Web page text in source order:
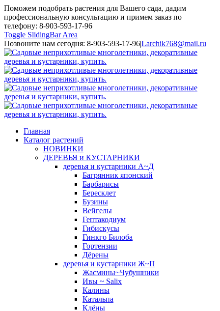
Поможем подобрать растения для Вашего сада, дадим
профессиональную консультацию и примем заказ по
телефону: 8-903-593-17-96
Toggle SlidingBar Area
Позвоните нам сегодня: 8-903-593-17-96|Larchik768@mail.ru
Главная
Каталог растений
НОВИНКИ
ДЕРЕВЬЯ и КУСТАРНИКИ
деревья и кустарники А~Д
Багрянник японский
Барбарисы
Бересклет
Бузины
Вейгелы
Гептакодиум
Гибискусы
Гинкго Билоба
Гортензии
Дёрены
деревья и кустарники Ж~П
Жасмины~Чубушники
Ивы ~ Salix
Калины
Катальпа
Клёны